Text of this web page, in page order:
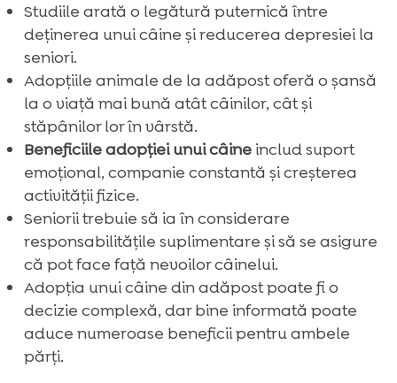
seniori
 Suportul comunitar pentru seniorii cu câini
din adăposturi
Concluzie
FAQ
Studiile arată o legătură puternică între
deținerea unui câine și reducerea depresiei la
seniori.
Adopțiile animale de la adăpost oferă o șansă
la o viață mai bună atât câinilor, cât și
stăpânilor lor în vârstă.
Beneficiile adopției unui câineinclud suport
emoțional, companie constantă și creșterea
activității fizice.
Seniorii trebuie să ia în considerare
responsabilitățile suplimentare și să se asigure
că pot face față nevoilor câinelui.
Adopția unui câine din adăpost poate fi o
decizie complexă, dar bine informată poate
aduce numeroase beneficii pentru ambele
părți.